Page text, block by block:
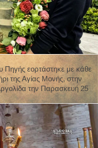
Πηγής εορτάστηκε με κάθε
της Αγίας Μονής, στην
την Παρασκευή 25